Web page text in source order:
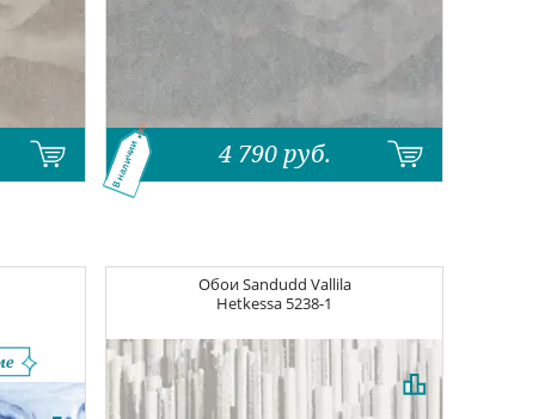
4 790 руб.
В наличии
ОбоиSandudd Vallila
Hetkessa 5238-1